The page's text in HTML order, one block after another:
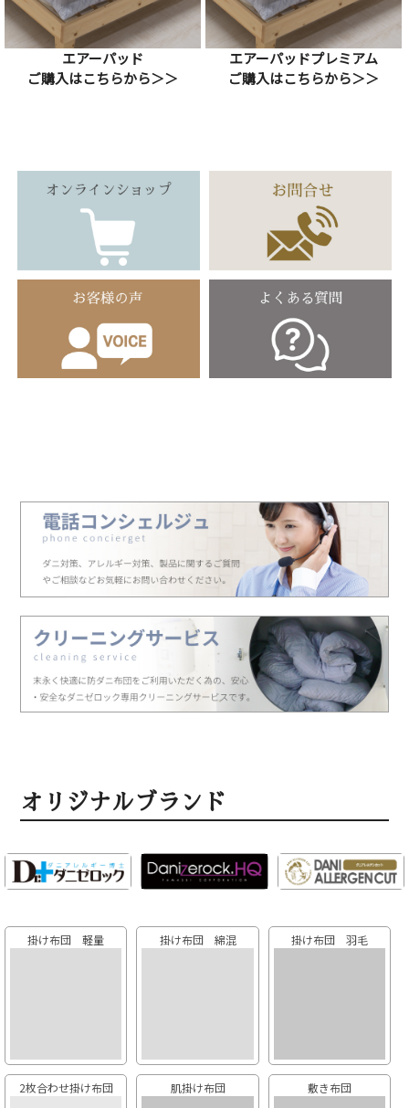
エアーパッド
ご購入はこちらから＞＞
エアーパッドプレミアム
ご購入はこちらから＞＞
オリジナルブランド
掛け布団 軽量 掛け布団 綿混 掛け布団 羽毛
2枚合わせ掛け布団 肌掛け布団 敷き布団